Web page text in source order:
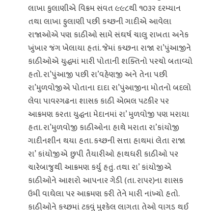
લાખા કુલાણીએ વિક્રમ સંવત ૯૯૮થી ૧૦૩૨ દરમ્યાન
તથા લાખા ફુલાણી પછી કચ્છની ગાદીએ આવેલા
રાજાઓએ પણ કાઠીઓ સામે સંઘર્ષ ચાલુ રાખતા અનેક
ખુંખાર જંગ ખેલાયા હતાં. જેમાં કચ્છના રાજા રા’પુંઆજીને
કાઠીઓએ યુદ્ધમાં મારી પોતાની શક્તિનો પરચો બતાવ્યો
હતો. રા’પુંઆજી પછી રા’વહેણજી અને તેના પછી
રા’મુળવોજીએ પોતાના દાદા રા’પુંઆજીના મોતનો બદલો
લેવા પાવરગઢના શાસક કાઠી એભલ પટકીર પર
આક્રમણ કરતા યુદ્ધના મેદાનમાં રા’ મુળવોજી પણ મરાયા
હતા. રા’મુળવોજી કાઠીઓના હાથે મરાતા રા’કાંયોજી
ગાદીનશીન થયા હતા. કચ્છની સત્તા હાથમાં લેતા રાજા
રા’ કાંયોજીએ છુપી તૈયારીઓ હાથધરી કાઠીઓ પર
ચારેબાજુથી આક્રમણ કર્યુ હતું. તથા રા’ કાંયોજીએ
કાઠીઓને આશરો આપનાર ગેડી (તા. રાપર)ના શાસક
ઉમી વાઘેલા પર આક્રમણ કરી તેને મારી નાંખ્યો હતો.
કાઠીઓને કચ્છમાં ટકવું મુશ્કેલ લાગતા તેઓ વાગડ થઈ